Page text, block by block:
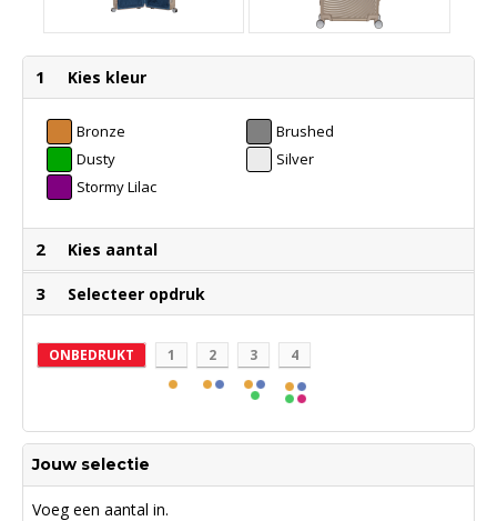
1 Kies kleur
Bronze
Brushed
Anthracite
Dusty
Turquoise
Silver
Stormy Lilac
2 Kies aantal
3 Selecteer opdruk
ONBEDRUKT 1 2 3 4
Jouw selectie
Voeg een aantal in.